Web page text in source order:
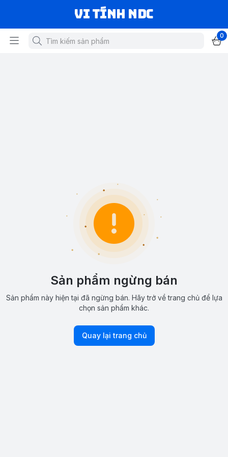
VI TÍNH NDC
0
Sản phẩm ngừng bán
Sản phẩm này hiện tại đã ngừng bán. Hãy trở về trang chủ để lựa
chọn sản phẩm khác.
Quay lại trang chủ